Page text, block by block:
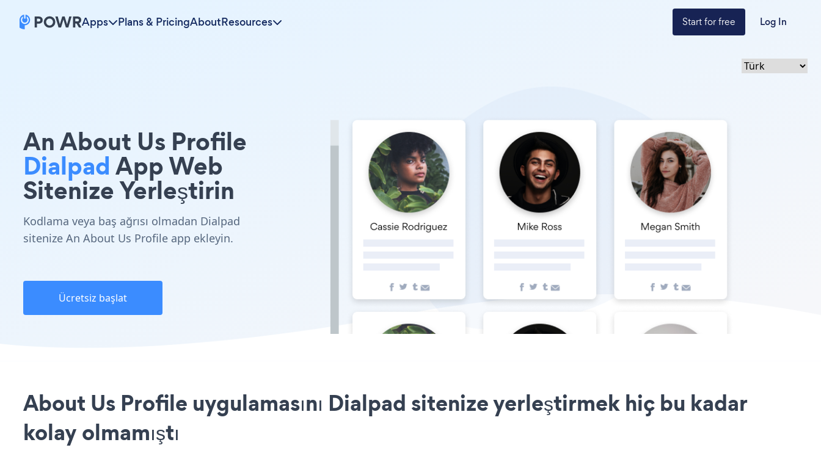
Apps Plans & PricingAboutResources Start for free Log In
An About Us Profile
DialpadApp Web
Sitenize Yerleştirin
Kodlama veya baş ağrısı olmadan Dialpad
sitenize An About Us Profile app ekleyin.
Ücretsiz başlat
About Us Profile uygulamasını Dialpad sitenize yerleştirmek hiç bu kadar
kolay olmamıştı